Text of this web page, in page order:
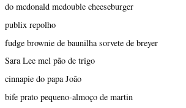
do mcdonald mcdouble cheeseburger
publix repolho
fudge brownie de baunilha sorvete de breyer
Sara Lee mel pão de trigo
cinnapie do papa João
bife prato pequeno-almoço de martin